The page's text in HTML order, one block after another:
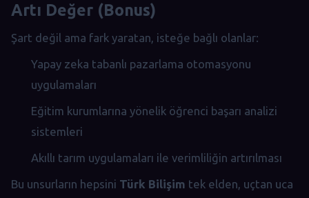
Artı Değer (Bonus)
Şart değil ama fark yaratan, isteğe bağlı olanlar:
Yapay zeka tabanlı pazarlama otomasyonu
uygulamaları
Eğitim kurumlarına yönelik öğrenci başarı analizi
sistemleri
Akıllı tarım uygulamaları ile verimliliğin artırılması
Bu unsurların hepsini Türk Bilişim tek elden, uçtan uca